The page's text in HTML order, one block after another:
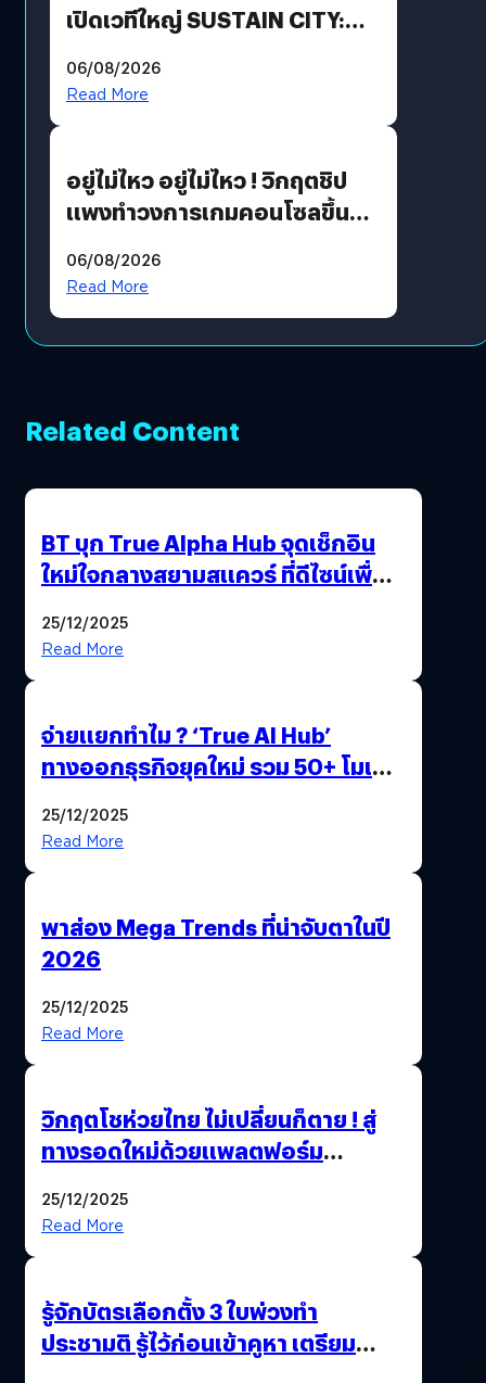
เปิดเวทีใหญ่ SUSTAIN CITY:
แนวทางปรับตัวสู่เศรษฐกิจสี
06/08/2026
Read More
อยู่ไม่ไหว อยู่ไม่ไหว ! วิกฤตชิป
แพงทำวงการเกมคอนโซลขึ้น
?
06/08/2026
Read More
Related Content
BT บุก True Alpha Hub จุดเช็กอิน
ใหม่ใจกลางสยามสแควร์ ที่ดีไซน์เพื่อ
25/12/2025
Read More
จ่ายแยกทำไม ? ‘True AI Hub’
ทางออกธุรกิจยุคใหม่ รวม 50+ โมเดล
25/12/2025
Read More
พาส่อง Mega Trends ที่น่าจับตาในปี
2026
25/12/2025
Read More
วิกฤตโชห่วยไทย ไม่เปลี่ยนก็ตาย ! สู่
ทางรอดใหม่ด้วยแพลตฟอร์ม
25/12/2025
Read More
รู้จักบัตรเลือกตั้ง 3 ใบพ่วงทำ
ประชามติ รู้ไว้ก่อนเข้าคูหา เตรียม